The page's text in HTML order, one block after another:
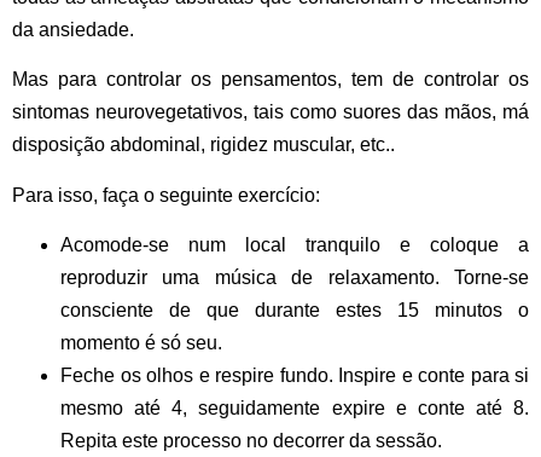
da ansiedade.
Mas para controlar os pensamentos, tem de controlar os
sintomas neurovegetativos, tais como suores das mãos, má
disposição abdominal, rigidez muscular, etc..
Para isso, faça o seguinte exercício:
Acomode-se num local tranquilo e coloque a
reproduzir uma música de relaxamento. Torne-se
consciente de que durante estes 15 minutos o
momento é só seu.
Feche os olhos e respire fundo. Inspire e conte para si
mesmo até 4, seguidamente expire e conte até 8.
Repita este processo no decorrer da sessão.